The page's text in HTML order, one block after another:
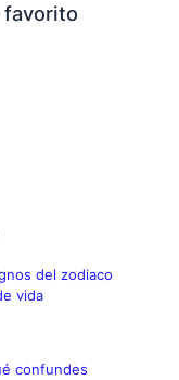
favorito
del zodiaco
vida
confundes